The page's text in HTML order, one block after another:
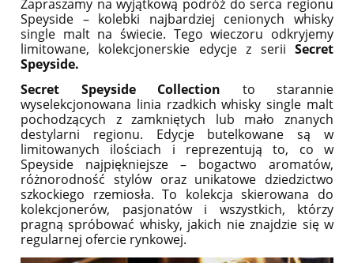
Zapraszamy na wyjątkową podróż do serca regionu
Speyside – kolebki najbardziej cenionych whisky
single malt na świecie. Tego wieczoru odkryjemy
limitowane, kolekcjonerskie edycje z serii Secret
Speyside.
Secret Speyside Collection to starannie
wyselekcjonowana linia rzadkich whisky single malt
pochodzących z zamkniętych lub mało znanych
destylarni regionu. Edycje butelkowane są w
limitowanych ilościach i reprezentują to, co w
Speyside najpiękniejsze – bogactwo aromatów,
różnorodność stylów oraz unikatowe dziedzictwo
szkockiego rzemiosła. To kolekcja skierowana do
kolekcjonerów, pasjonatów i wszystkich, którzy
pragną spróbować whisky, jakich nie znajdzie się w
regularnej ofercie rynkowej.